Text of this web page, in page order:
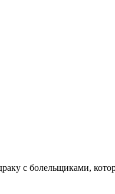
с болельщиками,